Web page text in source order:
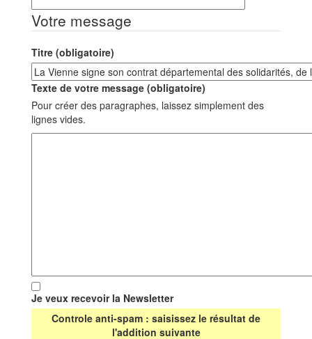
Votre message
Titre (obligatoire)
Texte de votre message (obligatoire)
Pour créer des paragraphes, laissez simplement des
lignes vides.
Je veux recevoir la Newsletter
Controle anti-spam : saisissez le résultat de
l'addition suivante